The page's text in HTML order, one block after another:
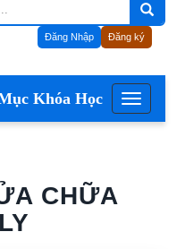
Đăng Nhập Đăng ký
Menu
Khóa Học
CHỮA